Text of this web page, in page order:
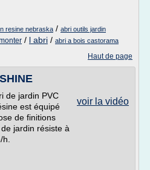
resine nebraska / abri outils jardin
/ l abri / abri a bois castorama
Haut de page
voir la vidéo
de jardin PVC
est équipé
de finitions
jardin résiste à